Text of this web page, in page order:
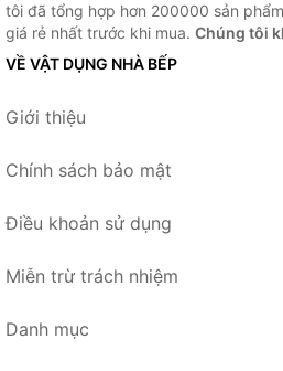
tôi đã tổng hợp hơn 200000 sản
giá rẻ nhất trước khi mua. Chúng tôi
VỀ VẬT DỤNG NHÀ BẾP
Giới thiệu
Chính sách bảo mật
Điều khoản sử dụng
Miễn trừ trách nhiệm
Danh mục